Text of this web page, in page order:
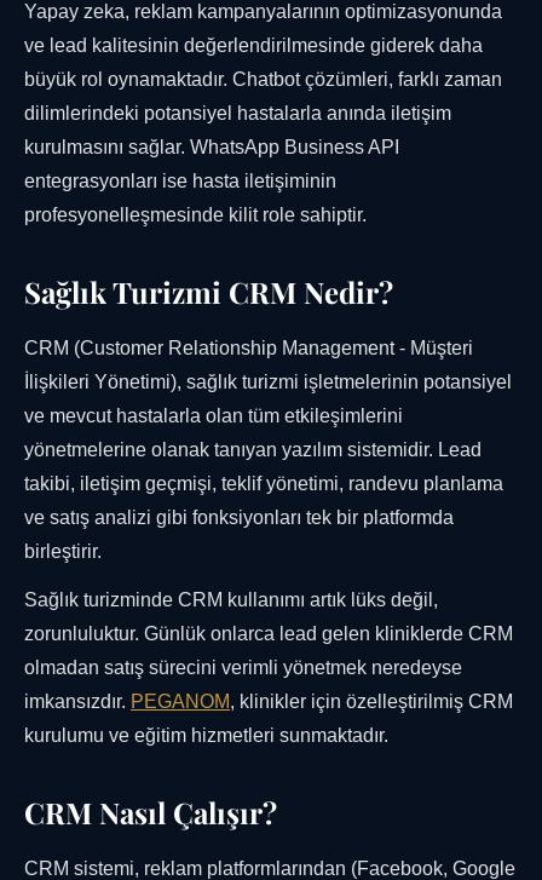
Yapay zeka, reklam kampanyalarının optimizasyonunda
ve lead kalitesinin değerlendirilmesinde giderek daha
büyük rol oynamaktadır. Chatbot çözümleri, farklı zaman
dilimlerindeki potansiyel hastalarla anında iletişim
kurulmasını sağlar. WhatsApp Business API
entegrasyonları ise hasta iletişiminin
profesyonelleşmesinde kilit role sahiptir.
Sağlık Turizmi CRM Nedir?
CRM (Customer Relationship Management - Müşteri
İlişkileri Yönetimi), sağlık turizmi işletmelerinin potansiyel
ve mevcut hastalarla olan tüm etkileşimlerini
yönetmelerine olanak tanıyan yazılım sistemidir. Lead
takibi, iletişim geçmişi, teklif yönetimi, randevu planlama
ve satış analizi gibi fonksiyonları tek bir platformda
birleştirir.
Sağlık turizminde CRM kullanımı artık lüks değil,
zorunluluktur. Günlük onlarca lead gelen kliniklerde CRM
olmadan satış sürecini verimli yönetmek neredeyse
imkansızdır. PEGANOM, klinikler için özelleştirilmiş CRM
kurulumu ve eğitim hizmetleri sunmaktadır.
CRM Nasıl Çalışır?
CRM sistemi, reklam platformlarından (Facebook, Google